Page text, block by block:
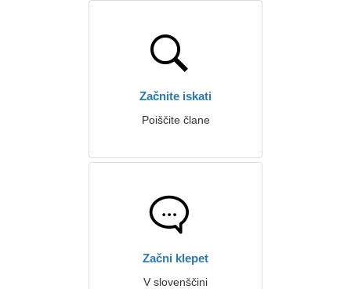
Začnite iskati
Poiščite člane
Začni klepet
V slovenščini